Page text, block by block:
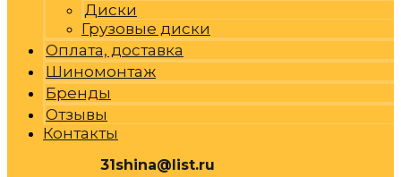
Диски
Грузовые диски
Оплата, доставка
Шиномонтаж
Бренды
Отзывы
Контакты
31shina@list.ru